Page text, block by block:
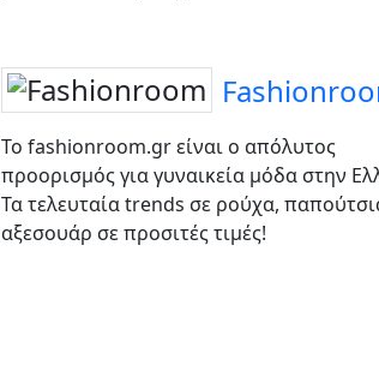
To fashionroom.gr είναι ο απόλυτος
προορισμός για γυναικεία μόδα στην
Τα τελευταία trends σε ρούχα,
αξεσουάρ σε προσιτές τιμές!